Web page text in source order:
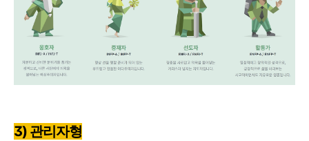
3) 관리자형